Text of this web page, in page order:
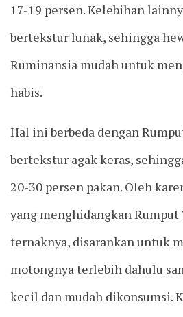
17-19 persen. Kelebihan
bertekstur lunak, sehingga
Ruminansia mudah untuk
habis.
Hal ini berbeda dengan
bertekstur agak keras,
20-30 persen pakan. Oleh
yang menghidangkan Rumput
ternaknya, disarankan untuk
motongnya terlebih dahulu
kecil dan mudah dikonsumsi.